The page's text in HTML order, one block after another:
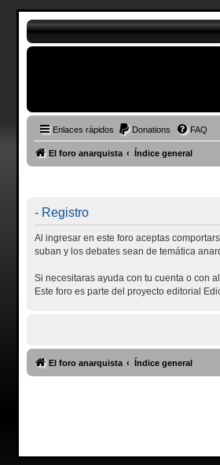
Enlaces rápidos Donations FAQ
El foro anarquista Índice general
- Registro
Al ingresar en este foro aceptas
suban y los debates sean de temática
Si necesitaras ayuda con tu cuenta o con
Este foro es parte del proyecto editorial
El foro anarquista Índice general